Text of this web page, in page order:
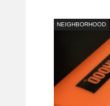
NEIGHBORHOOD